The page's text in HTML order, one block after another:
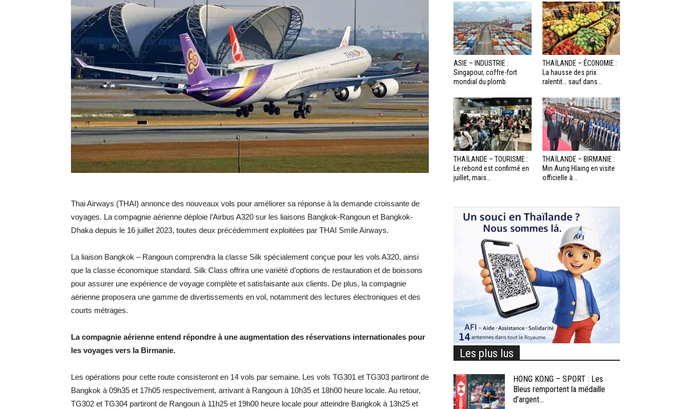
Thai Airways (THAI) annonce des nouveaux vols pour améliorer sa réponse à la demande croissante de
voyages. La compagnie aérienne déploie l’Airbus A320 sur les liaisons Bangkok-Rangoun et Bangkok-
Dhaka depuis le 16 juillet 2023, toutes deux précédemment exploitées par THAI Smile Airways.
La liaison Bangkok – Rangoun comprendra la classe Silk spécialement conçue pour les vols A320, ainsi
que la classe économique standard. Silk Class offrira une variété d’options de restauration et de boissons
pour assurer une expérience de voyage complète et satisfaisante aux clients. De plus, la compagnie
aérienne proposera une gamme de divertissements en vol, notamment des lectures électroniques et des
courts métrages.
La compagnie aérienne entend répondre à une augmentation des réservations internationales pour
les voyages vers la Birmanie.
Les opérations pour cette route consisteront en 14 vols par semaine. Les vols TG301 et TG303 partiront de
Bangkok à 09h35 et 17h05 respectivement, arrivant à Rangoun à 10h35 et 18h00 heure locale. Au retour,
TG302 et TG304 partiront de Rangoun à 11h25 et 19h00 heure locale pour atteindre Bangkok à 13h25 et
ASIE – INDUSTRIE :
Singapour, coffre-fort
mondial du plomb
THAÏLANDE – ÉCONOMIE :
La hausse des prix
ralentit… sauf dans...
THAÏLANDE – TOURISME :
Le rebond est confirmé en
juillet, mais...
THAÏLANDE – BIRMANIE :
Min Aung Hlaing en visite
officielle à...
Les plus lus
HONG KONG – SPORT : Les
Bleus remportent la médaille
d’argent...